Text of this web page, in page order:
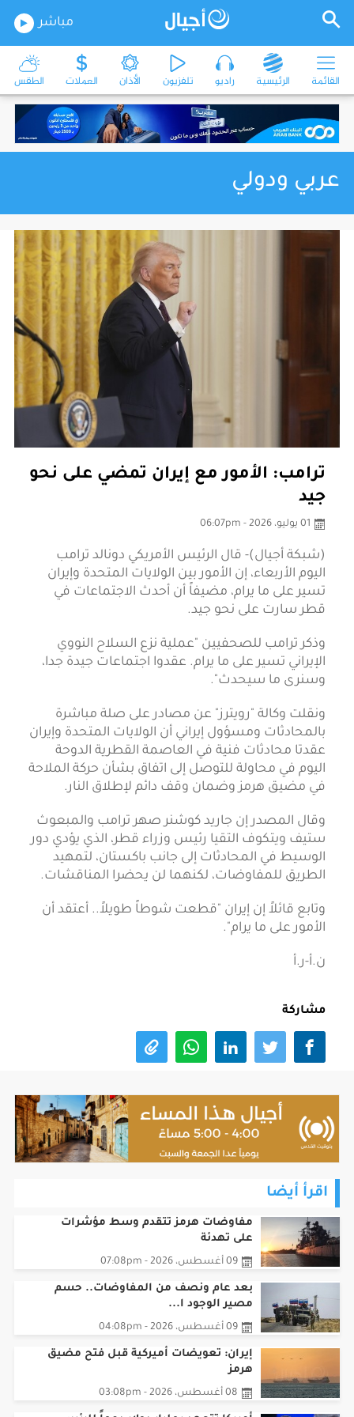
مباشر
القائمة الرئيسية راديو تلفزيون الأذان العملات الطقس
عربي ودولي
ترامب: الأمور مع إيران تمضي على نحو
جيد
01 يوليو، 2026 - 06:07pm
(شبكة أجيال)- قال الرئيس الأمريكي دونالد ترامب
اليوم الأربعاء، إن الأمور بين الولايات المتحدة وإيران
تسير على ما يرام، مضيفاً أن أحدث الاجتماعات في
قطر سارت على نحو جيد.
وذكر ترامب للصحفيين "عملية نزع السلاح النووي
الإيراني تسير على ما يرام. عقدوا اجتماعات جيدة جدا،
وسنرى ما سيحدث".
ونقلت وكالة "رويترز" عن مصادر على صلة مباشرة
بالمحادثات ومسؤول إيراني أن الولايات المتحدة وإيران
عقدتا محادثات فنية في العاصمة القطرية الدوحة
اليوم في محاولة للتوصل إلى اتفاق بشأن حركة الملاحة
في مضيق هرمز وضمان وقف دائم لإطلاق النار.
وقال المصدر إن جاريد كوشنر صهر ترامب والمبعوث
ستيف ويتكوف التقيا رئيس وزراء قطر، الذي يؤدي دور
الوسيط في المحادثات إلى جانب باكستان، لتمهيد
الطريق للمفاوضات، لكنهما لن يحضرا المناقشات.
وتابع قائلاً إن إيران "قطعت شوطاً طويلاً.. أعتقد أن
الأمور على ما يرام".
ن.أ-ر.أ
مشاركة
اقرأ أيضا
مفاوضات هرمز تتقدم وسط مؤشرات
على تهدئة
09 أغسطس، 2026 - 07:08pm
بعد عام ونصف من المفاوضات.. حسم
مصير الوجود ا...
09 أغسطس، 2026 - 04:08pm
إيران: تعويضات أميركية قبل فتح مضيق
هرمز
08 أغسطس، 2026 - 03:08pm